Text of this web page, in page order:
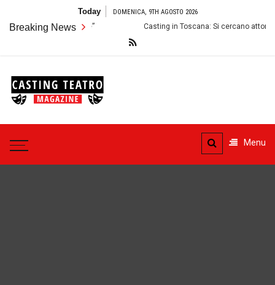
content
Today DOMENICA, 9TH AGOSTO 2026
Breaking News
Spettacolo “Thérèse” Casting in Toscana: Si cercano attori e
teatrali
Menu